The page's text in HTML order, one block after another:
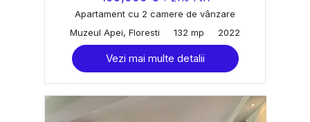
Apartament cu 2 camere de vânzare
Muzeul Apei, Floresti
132 mp 2022
Vezi mai multe detalii